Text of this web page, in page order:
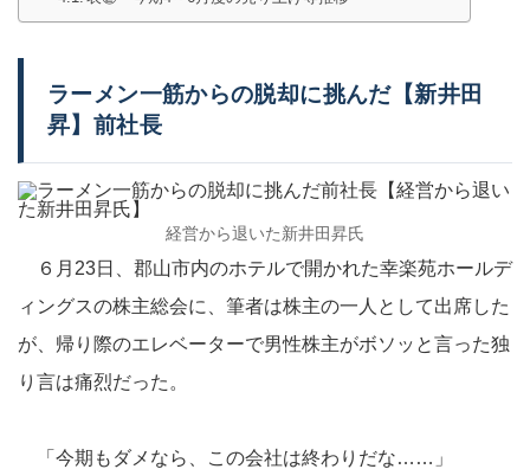
ラーメン一筋からの脱却に挑んだ【新井田
昇】前社長
経営から退いた新井田昇氏
６月23日、郡山市内のホテルで開かれた幸楽苑ホールデ
ィングスの株主総会に、筆者は株主の一人として出席した
が、帰り際のエレベーターで男性株主がボソッと言った独
り言は痛烈だった。
「今期もダメなら、この会社は終わりだな……」